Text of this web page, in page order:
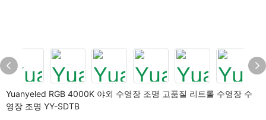
Yuanyeled RGB 4000K 야외 수영장 조명 고품질 리트롤 수영장 수
영장 조명 YY-SDTB